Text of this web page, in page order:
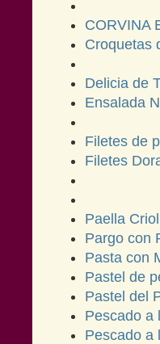
CORVINA
Croquetas
Delicia de
Ensalada
Filetes de
Filetes
Paella
Pargo con
Pasta con
Pastel de
Pastel del
Pescado a
Pescado a